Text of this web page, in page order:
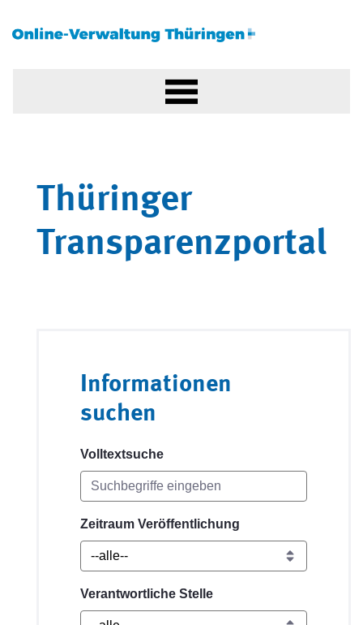
Thüringer
Transparenzportal
Informationen
suchen
Volltextsuche
Zeitraum Veröffentlichung
Verantwortliche Stelle